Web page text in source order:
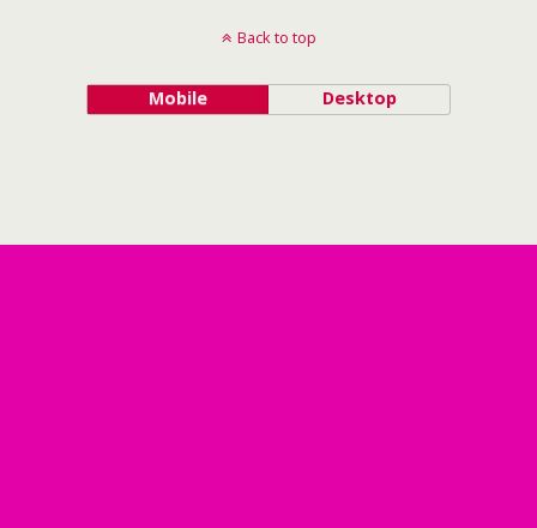
Back to top
Mobile Desktop